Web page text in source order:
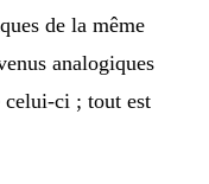
de la même
analogiques
celui-ci ; tout est